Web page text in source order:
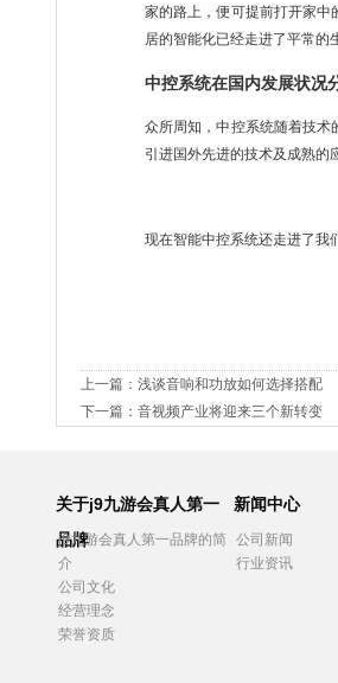
家的路上，便可提前打开家中
居的智能化已经走进了平常的
中控系统在国内发展状况
众所周知，中控系统随着技术
引进国外先进的技术及成熟的
现在智能中控系统还走进了我
上一篇： 浅谈音响和功放如何选择搭配
下一篇： 音视频产业将迎来三个新转变
关于j9九游会真人第一
品牌
j9九游会真人第一品牌的简
介
公司文化
经营理念
荣誉资质
新闻中心
公司新闻
行业资讯